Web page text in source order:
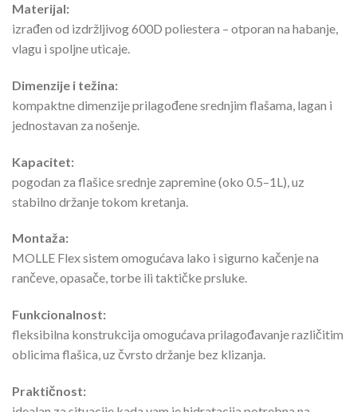
Materijal:
izrađen od izdržljivog 600D poliestera – otporan na habanje,
vlagu i spoljne uticaje.
Dimenzije i težina:
kompaktne dimenzije prilagođene srednjim flašama, lagan i
jednostavan za nošenje.
Kapacitet:
pogodan za flašice srednje zapremine (oko 0.5–1L), uz
stabilno držanje tokom kretanja.
Montaža:
MOLLE Flex sistem omogućava lako i sigurno kačenje na
rančeve, opasače, torbe ili taktičke prsluke.
Funkcionalnost:
fleksibilna konstrukcija omogućava prilagođavanje različitim
oblicima flašica, uz čvrsto držanje bez klizanja.
Praktičnost: